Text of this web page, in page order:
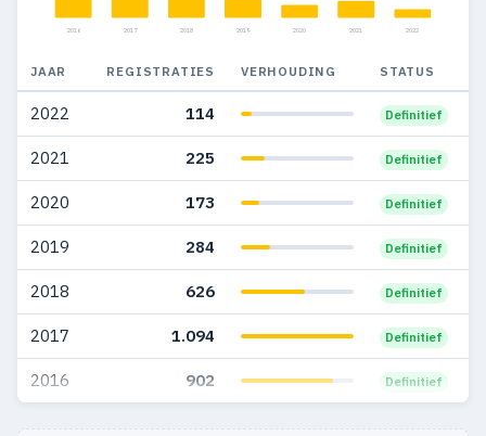
2016 2017 2018 2019 2020 2021 2022
JAAR REGISTRATIES VERHOUDING STATUS
2022 114 Definitief
2021 225 Definitief
2020 173 Definitief
2019 284 Definitief
2018 626 Definitief
2017 1.094 Definitief
2016 902 Definitief